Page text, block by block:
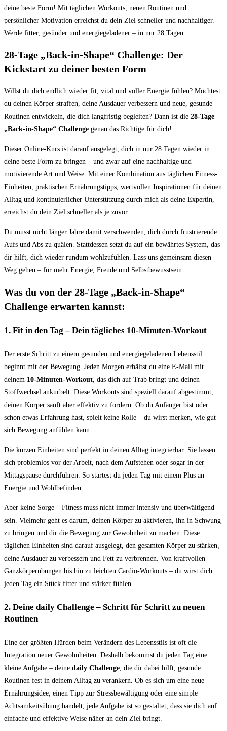
deine beste Form! Mit täglichen Workouts, neuen Routinen und
persönlicher Motivation erreichst du dein Ziel schneller und nachhaltiger.
Werde fitter, gesünder und energiegeladener – in nur 28 Tagen.
28-Tage „Back-in-Shape“ Challenge: Der
Kickstart zu deiner besten Form
Willst du dich endlich wieder fit, vital und voller Energie fühlen? Möchtest
du deinen Körper straffen, deine Ausdauer verbessern und neue, gesunde
Routinen entwickeln, die dich langfristig begleiten? Dann ist die 28-Tage
„Back-in-Shape“ Challenge genau das Richtige für dich!
Dieser Online-Kurs ist darauf ausgelegt, dich in nur 28 Tagen wieder in
deine beste Form zu bringen – und zwar auf eine nachhaltige und
motivierende Art und Weise. Mit einer Kombination aus täglichen Fitness-
Einheiten, praktischen Ernährungstipps, wertvollen Inspirationen für deinen
Alltag und kontinuierlicher Unterstützung durch mich als deine Expertin,
erreichst du dein Ziel schneller als je zuvor.
Du musst nicht länger Jahre damit verschwenden, dich durch frustrierende
Aufs und Abs zu quälen. Stattdessen setzt du auf ein bewährtes System, das
dir hilft, dich wieder rundum wohlzufühlen. Lass uns gemeinsam diesen
Weg gehen – für mehr Energie, Freude und Selbstbewusstsein.
Was du von der 28-Tage „Back-in-Shape“
Challenge erwarten kannst:
1. Fit in den Tag – Dein tägliches 10-Minuten-Workout
Der erste Schritt zu einem gesunden und energiegeladenen Lebensstil
beginnt mit der Bewegung. Jeden Morgen erhältst du eine E-Mail mit
deinem 10-Minuten-Workout , das dich auf Trab bringt und deinen
Stoffwechsel ankurbelt. Diese Workouts sind speziell darauf abgestimmt,
deinen Körper sanft aber effektiv zu fordern. Ob du Anfänger bist oder
schon etwas Erfahrung hast, spielt keine Rolle – du wirst merken, wie gut
sich Bewegung anfühlen kann.
Die kurzen Einheiten sind perfekt in deinen Alltag integrierbar. Sie lassen
sich problemlos vor der Arbeit, nach dem Aufstehen oder sogar in der
Mittagspause durchführen. So startest du jeden Tag mit einem Plus an
Energie und Wohlbefinden.
Aber keine Sorge – Fitness muss nicht immer intensiv und überwältigend
sein. Vielmehr geht es darum, deinen Körper zu aktivieren, ihn in Schwung
zu bringen und dir die Bewegung zur Gewohnheit zu machen. Diese
täglichen Einheiten sind darauf ausgelegt, den gesamten Körper zu stärken,
deine Ausdauer zu verbessern und Fett zu verbrennen. Von kraftvollen
Ganzkörperübungen bis hin zu leichten Cardio-Workouts – du wirst dich
jeden Tag ein Stück fitter und stärker fühlen.
2. Deine daily Challenge – Schritt für Schritt zu neuen
Routinen
Eine der größten Hürden beim Verändern des Lebensstils ist oft die
Integration neuer Gewohnheiten. Deshalb bekommst du jeden Tag eine
kleine Aufgabe – deine daily Challenge, die dir dabei hilft, gesunde
Routinen fest in deinem Alltag zu verankern. Ob es sich um eine neue
Ernährungsidee, einen Tipp zur Stressbewältigung oder eine simple
Achtsamkeitsübung handelt, jede Aufgabe ist so gestaltet, dass sie dich auf
einfache und effektive Weise näher an dein Ziel bringt.